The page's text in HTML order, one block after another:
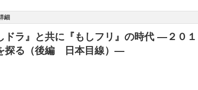
細
ドラ』と共に『もしフリ』の時代 ―２０
探る（後編 日本目線）―